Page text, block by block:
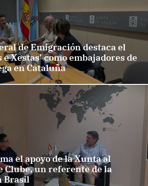
de Emigración destaca el
e Xestas’ como embajadores de
en Cataluña
el apoyo de la Xunta al
Clube, un referente de la
Brasil